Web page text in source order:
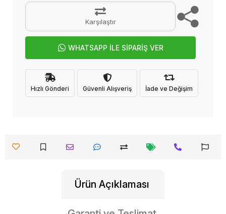
Karşılaştır
WHATSAPP İLE SİPARİŞ VER
Hızlı Gönderi Güvenli Alışveriş İade ve Değişim
Ürün Açıklaması